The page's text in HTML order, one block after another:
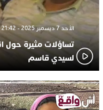
الأحد 7 ديسمبر 2025 - 21:42
تساؤلات مثيرة حول
لسيدي قاسم